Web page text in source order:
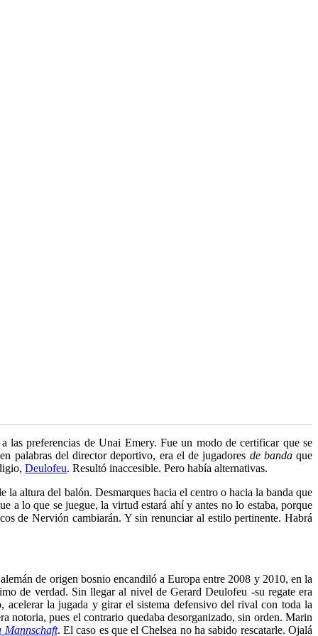
las preferencias de Unai Emery. Fue un modo de certificar que se
palabras del director deportivo, era el de jugadores de bandaque
Deulofeu. Resultó inaccesible. Pero había alternativas.
altura del balón. Desmarques hacia el centro o hacia la banda que
a lo que se juegue, la virtud estará ahí y antes no lo estaba, porque
de Nervión cambiarán. Y sin renunciar al estilo pertinente. Habrá
de origen bosnio encandiló a Europa entre 2008 y 2010, en la
de verdad. Sin llegar al nivel de Gerard Deulofeu -su regate era
acelerar la jugada y girar el sistema defensivo del rival con toda la
notoria, pues el contrario quedaba desorganizado, sin orden. Marin
Mannschaft. El caso es que el Chelsea no ha sabido rescatarle. Ojalá